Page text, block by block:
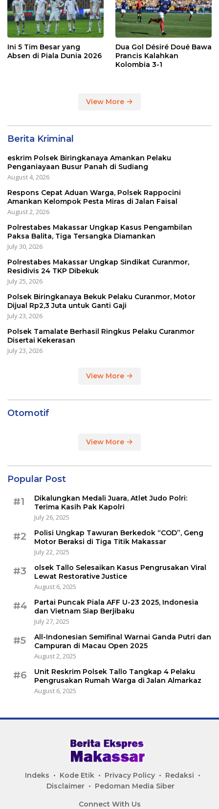
Ini 5 Tim Besar yang
Absen di Piala Dunia 2026
Dua Gol Désiré Doué Bawa
Prancis Kalahkan
Kolombia 3-1
View More
Berita Kriminal
eskrim Polsek Biringkanaya Amankan Pelaku
Penganiayaan Busur Panah di Sudiang
August 4, 2026
Respons Cepat Aduan Warga, Polsek Rappocini
Amankan Kelompok Pesta Miras di Jalan Faisal
August 2, 2026
Polrestabes Makassar Ungkap Kasus Pengambilan
Paksa Balita, Tiga Tersangka Diamankan
July 30, 2026
Polrestabes Makassar Ungkap Sindikat Curanmor,
Residivis 24 TKP Dibekuk
July 25, 2026
Polsek Biringkanaya Bekuk Pelaku Curanmor, Motor
Dijual Rp2,3 Juta untuk Ganti Gaji
July 23, 2026
Polsek Tamalate Berhasil Ringkus Pelaku Curanmor
Disertai Kekerasan
July 23, 2026
View More
Otomotif
View More
Popular Post
#1
Dikalungkan Medali Juara, Atlet Judo Polri:
Terima Kasih Pak Kapolri
July 26, 2025
#2
Polisi Ungkap Tawuran Berkedok “COD”, Geng
Motor Beraksi di Tiga Titik Makassar
July 22, 2025
#3
olsek Tallo Selesaikan Kasus Pengrusakan Viral
Lewat Restorative Justice
August 6, 2025
#4
Partai Puncak Piala AFF U-23 2025, Indonesia
dan Vietnam Siap Berjibaku
July 27, 2025
#5
All-Indonesian Semifinal Warnai Ganda Putri dan
Campuran di Macau Open 2025
August 2, 2025
#6
Unit Reskrim Polsek Tallo Tangkap 4 Pelaku
Pengrusakan Rumah Warga di Jalan Almarkaz
August 6, 2025
Indeks Kode Etik Privacy Policy
Redaksi
Disclaimer
Pedoman Media Siber
Connect With Us